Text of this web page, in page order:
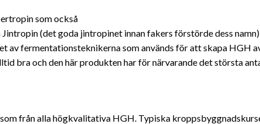
som också
(det goda jintropinet innan fakers förstörde dess
av fermentationsteknikerna som används för att skapa HGH
bra och den här produkten har för närvarande det största
från alla högkvalitativa HGH. Typiska